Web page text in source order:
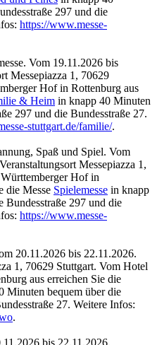
297 und die
https://www.messe-
Vom 19.11.2026 bis
Messepiazza 1, 70629
Hof in Rottenburg aus
& Heim in knapp 40 Minuten
297 und die Bundesstraße 27.
stuttgart.de/familie/.
Spaß und Spiel. Vom
Messepiazza 1,
Hof in
die Messe Spielemesse in knapp
Bundesstraße 297 und die
https://www.messe-
20.11.2026 bis 22.11.2026.
1, 70629 Stuttgart. Vom Hotel
aus erreichen Sie die
Minuten bequem über die
27. Weitere Infos:
.
bis 22.11.2026.